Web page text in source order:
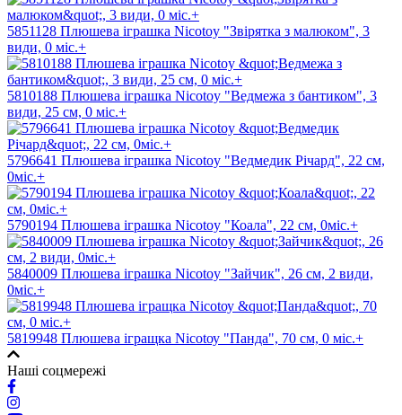
5851128 Плюшева іграшка Nicotoy "Звірятка з малюком", 3
види, 0 міс.+
5810188 Плюшева іграшка Nicotoy "Ведмежа з бантиком", 3
види, 25 см, 0 міс.+
5796641 Плюшева іграшка Nicotoy "Ведмедик Річард", 22 см,
0міс.+
5790194 Плюшева іграшка Nicotoy "Коала", 22 см, 0міс.+
5840009 Плюшева іграшка Nicotoy "Зайчик", 26 см, 2 види,
0міс.+
5819948 Плюшева iгращка Niсоtоу "Панда", 70 см, 0 мic.+
Наші соцмережі